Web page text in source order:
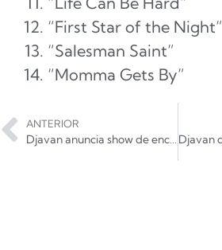
“First Star of the Night”
“Salesman Saint”
“Momma Gets By”
ANTERIOR